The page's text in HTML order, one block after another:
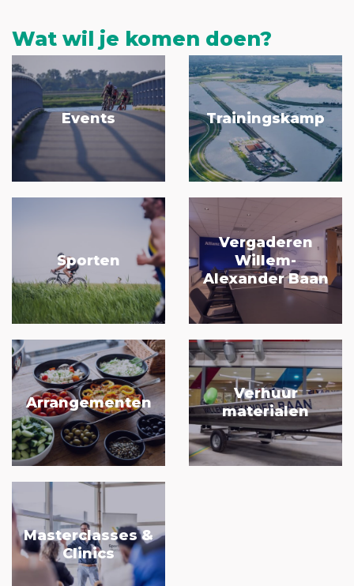
Wat wil je komen doen?
Events Trainingskamp
Sporten
Vergaderen
Willem-
Alexander Baan
Arrangementen
Verhuur
materialen
Masterclasses &
Clinics